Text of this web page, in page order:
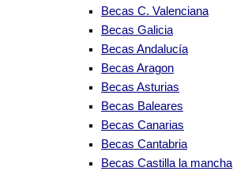
Becas C. Valenciana
Becas Galicia
Becas Andalucía
Becas Aragon
Becas Asturias
Becas Baleares
Becas Canarias
Becas Cantabria
Becas Castilla la mancha